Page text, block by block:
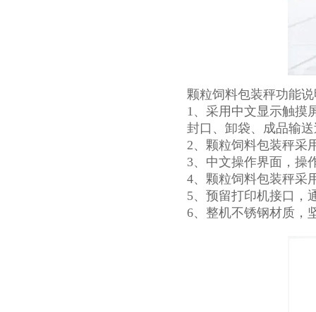
颗粒饲料包装秤功能
1、采用中文显示触摸
封口、卸袋、成品输
2、颗粒饲料包装秤采
3、中文操作界面，操
4、颗粒饲料包装秤采
5、预留打印机接口，
6、整机不锈钢材质，